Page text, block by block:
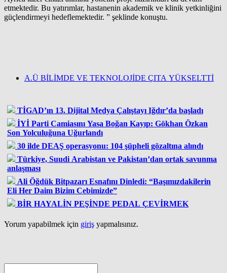
etmektedir. Bu yatırımlar, hastanenin akademik ve klinik yetkinliğini
güçlendirmeyi hedeflemektedir. ” şeklinde konuştu.
A.Ü BİLİMDE VE TEKNOLOJİDE ÇITA YÜKSELTTİ
TİGAD’ın 13. Dijital Medya Çalıştayı Iğdır’da başladı
İYİ Parti Camiasını Yasa Boğan Kayıp: Gökhan Özkan
Son Yolculuğuna Uğurlandı
30 ilde DEAŞ operasyonu: 104 şüpheli gözaltına alındı
Türkiye, Suudi Arabistan ve Pakistan’dan ortak savunma
anlaşması
Ali Öğdük Bitpazarı Esnafını Dinledi: “Başımızdakilerin
Eli Her Daim Bizim Cebimizde”
BİR HAYALİN PEŞİNDE PEDAL ÇEVİRMEK
Yorum yapabilmek için giriş yapmalısınız.